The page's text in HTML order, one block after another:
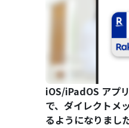
iOS/iPadOS アプ
で、ダイレクトメ
るようになりまし